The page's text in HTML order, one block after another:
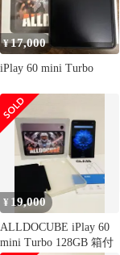
¥17,000
iPlay 60 mini Turbo
¥ 19,000
ALLDOCUBE iPlay 60
mini Turbo 128GB 箱付